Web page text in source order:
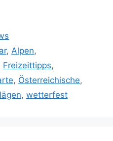
,Alpen,
Freizeittipps,
, Österreichische,
, wetterfest